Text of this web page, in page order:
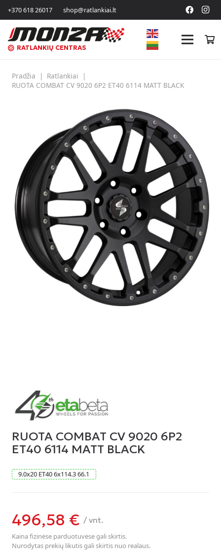
+370 618 26017 shop@ratlankiai.lt
RATLANKIŲ CENTRAS
Pradžia | Ratlankiai
|
RUOTA COMBAT CV 9020 6P2 ET40 6114 MATT BLACK
RUOTA COMBAT CV 9020 6P2
ET40 6114 MATT BLACK
9.0x20 ET406x114.366.1
496,58 € / vnt.
Kaina fizinėse parduotuvėse gali skirtis.
Nurodytas prekių likutis gali skirtis nuo realaus.